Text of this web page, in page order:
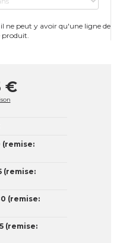
ne peut y avoir qu'une ligne de
produit.
€
(remise:
(remise:
(remise:
(remise: